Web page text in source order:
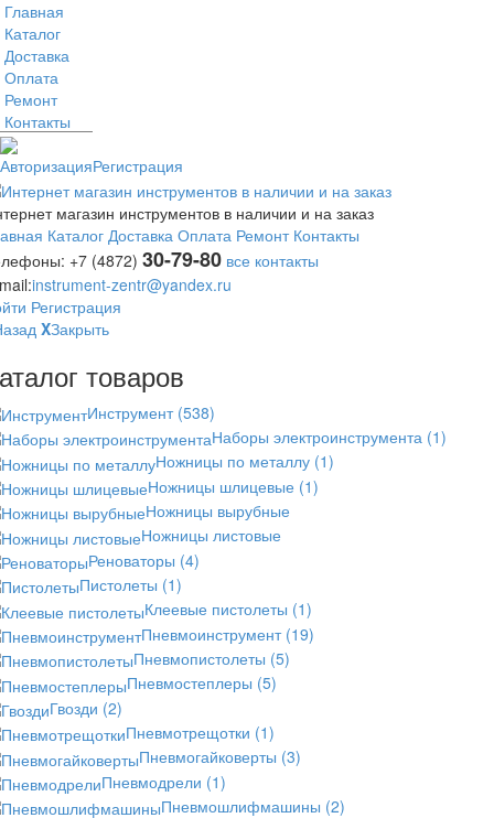
Главная
Каталог
Доставка
Оплата
Ремонт
Контакты
АвторизацияРегистрация
магазин инструментов в наличии и на заказ
Каталог Доставка Оплата Ремонт Контакты
+7 (4872) 30-79-80 все контакты
instrument-zentr@yandex.ru
Регистрация
XЗакрыть
товаров
Инструмент (538)
Наборы электроинструмента (1)
Ножницы по металлу (1)
Ножницы шлицевые (1)
Ножницы вырубные
Ножницы листовые
Реноваторы (4)
Пистолеты (1)
Клеевые пистолеты (1)
Пневмоинструмент (19)
Пневмопистолеты (5)
Пневмостеплеры (5)
Гвозди (2)
Пневмотрещотки (1)
Пневмогайковерты (3)
Пневмодрели (1)
Пневмошлифмашины (2)